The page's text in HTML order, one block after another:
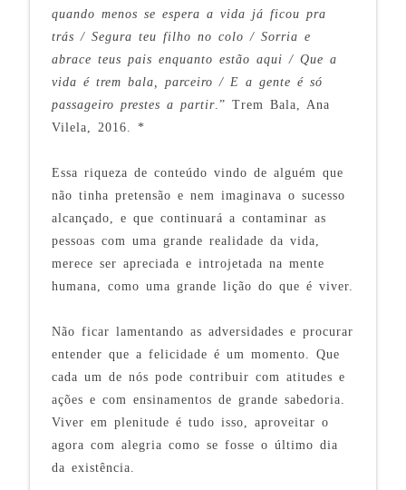
quando menos se espera a vida já ficou pra
trás / Segura teu filho no colo / Sorria e
abrace teus pais enquanto estão aqui / Que a
vida é trem bala, parceiro / E a gente é só
passageiro prestes a partir.” Trem Bala, Ana
Vilela, 2016. *
Essa riqueza de conteúdo vindo de alguém que
não tinha pretensão e nem imaginava o sucesso
alcançado, e que continuará a contaminar as
pessoas com uma grande realidade da vida,
merece ser apreciada e introjetada na mente
humana, como uma grande lição do que é viver.
Não ficar lamentando as adversidades e procurar
entender que a felicidade é um momento. Que
cada um de nós pode contribuir com atitudes e
ações e com ensinamentos de grande sabedoria.
Viver em plenitude é tudo isso, aproveitar o
agora com alegria como se fosse o último dia
da existência.